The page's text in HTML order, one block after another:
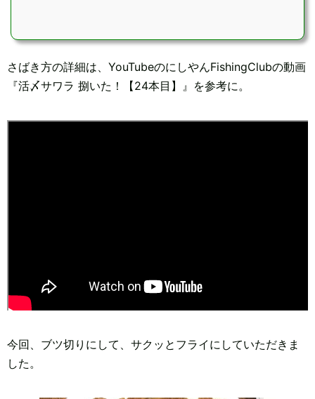
さばき方の詳細は、YouTubeのにしやんFishingClubの動画
『活〆サワラ 捌いた！【24本目】』を参考に。
今回、ブツ切りにして、サクッとフライにしていただきま
した。